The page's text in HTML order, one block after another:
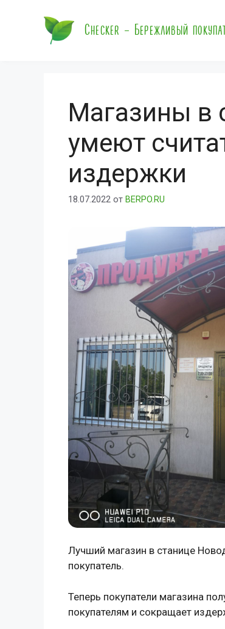
содержимому
Checker – Бережливый
Магазины в
умеют
издержки
18.07.2022 от BERPO.RU
Лучший магазин в станице
покупатель.
Теперь покупатели магазина
покупателям и сокращает